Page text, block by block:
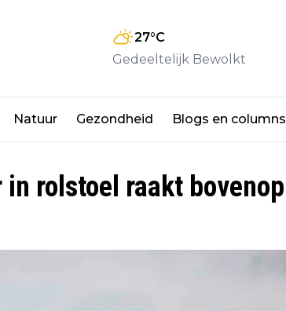
27°C
Gedeeltelijk Bewolkt
Natuur Gezondheid Blogs en columns
rolstoel raakt bovenop